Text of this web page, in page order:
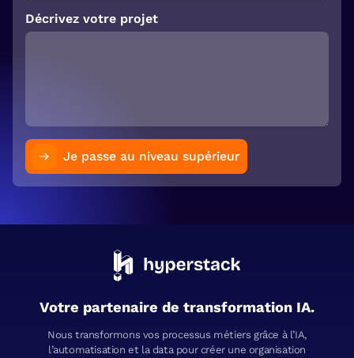
Décrivez votre projet
Je passe au niveau supérieur
Votre partenaire de transformation IA.
Nous transformons vos processus métiers grâce à l’IA,
l’automatisation et la data pour créer une organisation